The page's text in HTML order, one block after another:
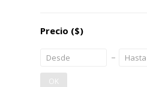
Precio ($)
OK